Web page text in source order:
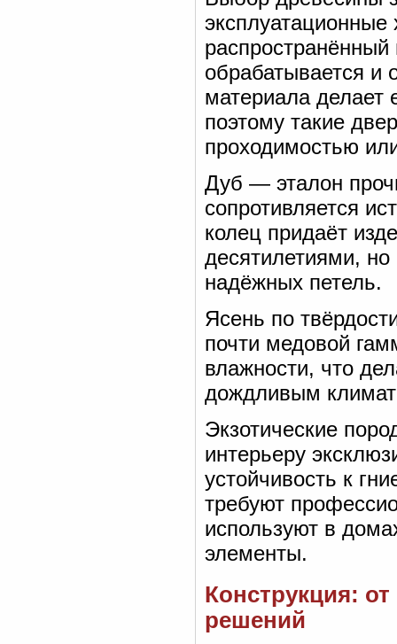
распространённый
обрабатывается и
материала делает
поэтому такие
проходимостью
Дуб — эталон
сопротивляется
колец придаёт
десятилетиями,
надёжных петель.
Ясень по
почти медовой
влажности, что
дождливым
Экзотические
интерьеру
устойчивость к
требуют
используют в
элементы.
Конструкция:
решений